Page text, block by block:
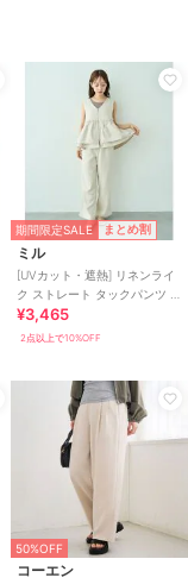
期間限定SALE まとめ割
ミル
[UVカット・遮熱] リネンライ
ク ストレート タックパンツ /
セットアップ【mil/ミル】
¥3,465
2点以上で10%OFF
50%OFF
コーエン